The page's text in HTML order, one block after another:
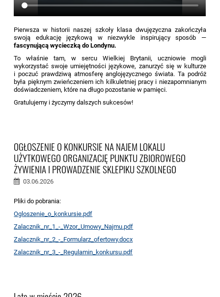
Pierwsza w historii naszej szkoły klasa dwujęzyczna zakończyła
swoją edukację językową w niezwykle inspirujący sposób —
fascynującą wycieczką do Londynu.
To właśnie tam, w sercu Wielkiej Brytanii, uczniowie mogli
wykorzystać swoje umiejętności językowe, zanurzyć się w kulturze
i poczuć prawdziwą atmosferę anglojęzycznego świata. Ta podróż
była pięknym zwieńczeniem ich kilkuletniej pracy i niezapomnianym
doświadczeniem, które na długo pozostanie w pamięci.
Gratulujemy i życzymy dalszych sukcesów!
OGŁOSZENIE O KONKURSIE NA NAJEM LOKALU
UŻYTKOWEGO ORGANIZACJĘ PUNKTU ZBIOROWEGO
ŻYWIENIA I PROWADZENIE SKLEPIKU SZKOLNEGO
03.06.2026
Pliki do pobrania:
Ogloszenie_o_konkursie.pdf
Zalacznik_nr_1_-_Wzor_Umowy_Najmu.pdf
Zalacznik_nr_2_-_Formularz_ofertowy.docx
Zalacznik_nr_3_-_Regulamin_konkursu.pdf